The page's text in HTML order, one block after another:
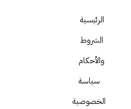
الرئيسية
الشروط
والأحكام
سياسة
الخصوصية